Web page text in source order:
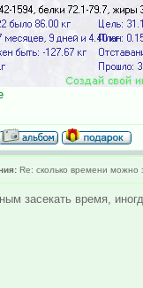
Re: сколько времени можно
засекать время,